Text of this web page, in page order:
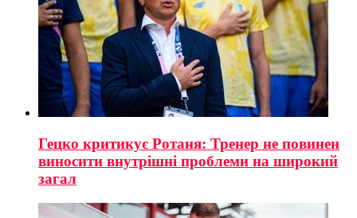
Гецко критикує Ротаня: Тренер не повинен
виносити внутрішні проблеми на широкий
загал